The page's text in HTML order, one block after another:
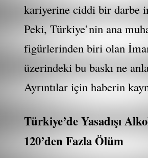
kariyerine ciddi bir darbe
Peki, Türkiye’nin ana
figürlerinden biri olan
üzerindeki bu baskı ne
Ayrıntılar için haberin
Türkiye’de Yasadışı
120’den Fazla Ölüm